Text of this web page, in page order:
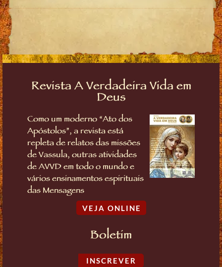
Revista A Verdadeira Vida em
Deus
Como um moderno “Ato dos
Apóstolos”, a revista está
repleta de relatos das missões
de Vassula, outras atividades
de AVVD em todo o mundo e
vários ensinamentos espirituais
das Mensagens
VEJA ONLINE
Boletim
INSCREVER